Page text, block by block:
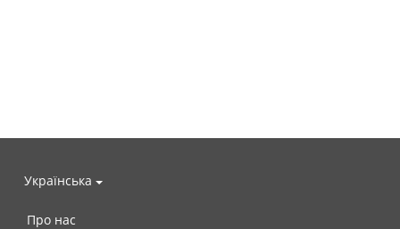
Українська
Про нас